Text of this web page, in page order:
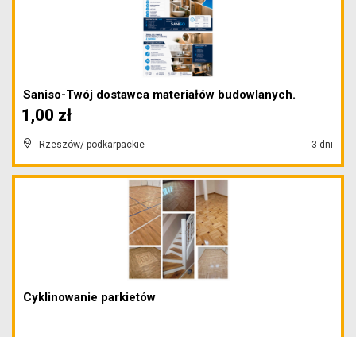
Saniso-Twój dostawca materiałów budowlanych.
Rzeszów/ podkarpackie 3 dni
1,00 zł
Cyklinowanie parkietów